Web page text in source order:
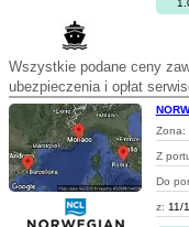
Wszystkie podane ceny
ubezpieczenia i opłat
Zona:
Z
Do
z: 11/